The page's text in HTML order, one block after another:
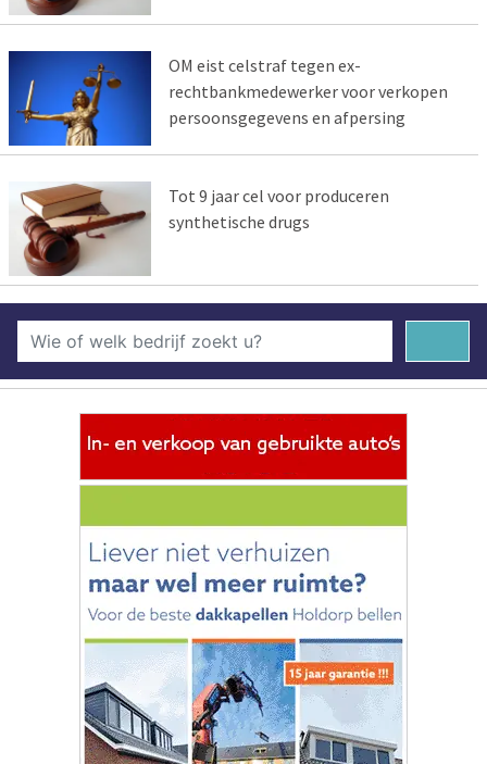
OM eist celstraf tegen ex-
rechtbankmedewerker voor verkopen
persoonsgegevens en afpersing
Tot 9 jaar cel voor produceren
synthetische drugs